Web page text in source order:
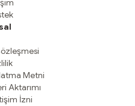
Metni
Aktarımı
İzni